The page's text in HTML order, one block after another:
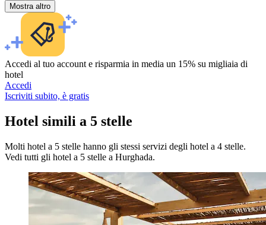
Mostra altro
Accedi al tuo account e risparmia in media un 15% su migliaia di
hotel
Accedi
Iscriviti subito, è gratis
Hotel simili a 5 stelle
Molti hotel a 5 stelle hanno gli stessi servizi degli hotel a 4 stelle.
Vedi tutti gli hotel a 5 stelle a Hurghada.